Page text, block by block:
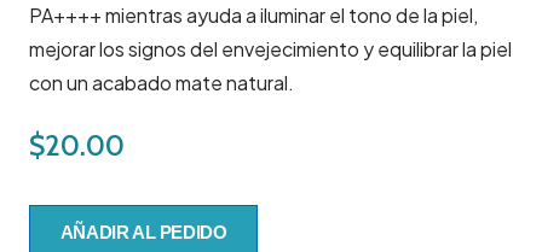
PA++++ mientras ayuda a iluminar el tono de la piel,
mejorar los signos del envejecimiento y equilibrar la piel
con un acabado mate natural.
$20.00
DAILY
MINERAL
AÑADIR AL PEDIDO